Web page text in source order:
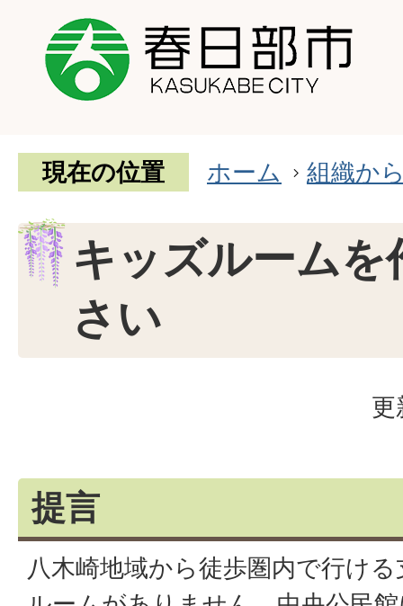
現在の位置 ホーム 組織か
キッズルームを
さい
更
提言
八木崎地域から徒歩圏内で行け